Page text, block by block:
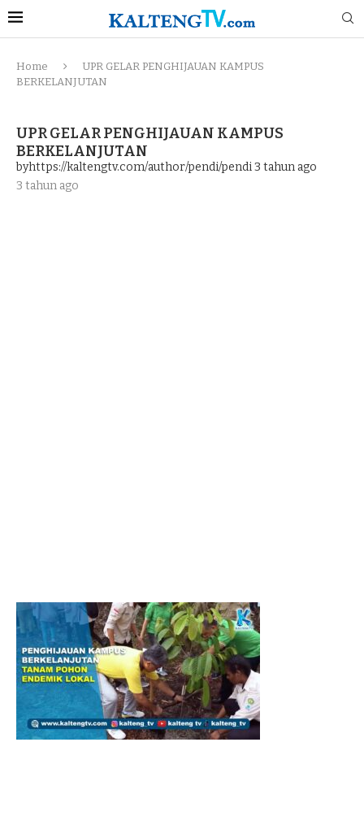
Home
UPR GELAR PENGHIJAUAN KAMPUS
BERKELANJUTAN
UPR GELAR PENGHIJAUAN KAMPUS
BERKELANJUTAN
byhttps://kaltengtv.com/author/pendi/pendi3 tahun ago
3 tahun ago